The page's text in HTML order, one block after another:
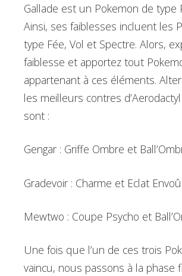
Gallade est un Pokemon de type
Ainsi, ses faiblesses incluent les
type Fée, Vol et Spectre. Alors,
faiblesse et apportez tout
appartenant à ces éléments.
les meilleurs contres
sont :
Gengar : Griffe Ombre et
Gradevoir : Charme et Eclat
Mewtwo : Coupe Psycho et
Une fois que l’un de ces trois
vaincu, nous passons à la phase